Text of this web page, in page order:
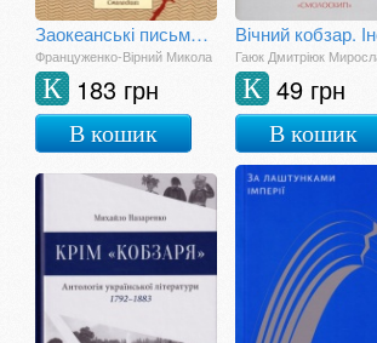
Заокеанські письменники України
Француженко-Вірний Микола
183 грн
К
В кошик
Гаюк Дмитріюк
49 грн
К
В кошик